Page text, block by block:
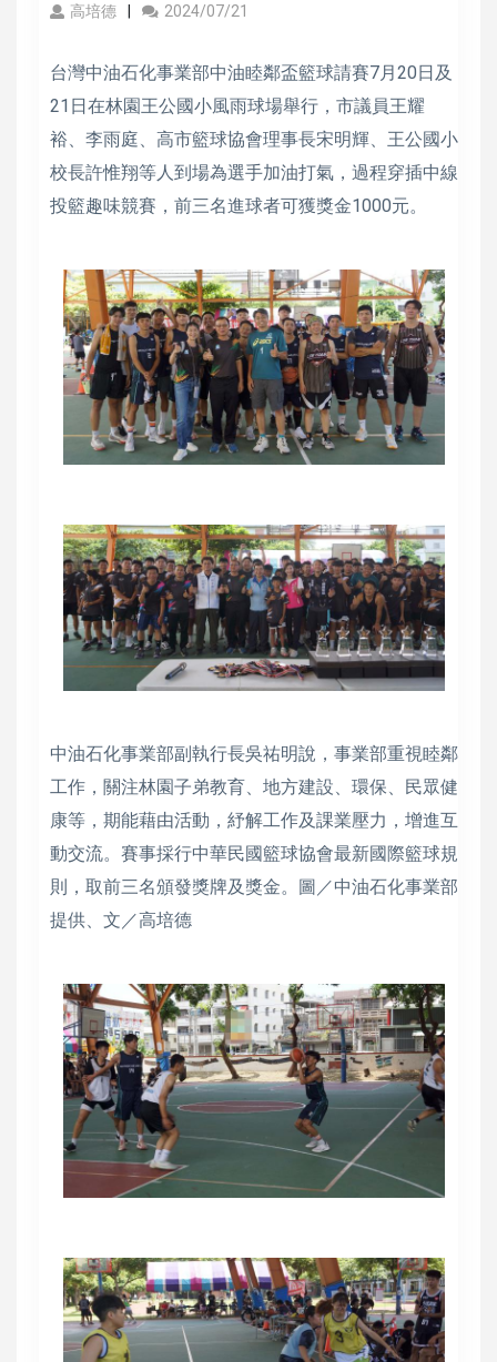
高培德 2024/07/21
台灣中油石化事業部中油睦鄰盃籃球請賽7月20日及
21日在林園王公國小風雨球場舉行，市議員王耀
裕、李雨庭、高市籃球協會理事長宋明輝、王公國小
校長許惟翔等人到場為選手加油打氣，過程穿插中線
投籃趣味競賽，前三名進球者可獲獎金1000元。
中油石化事業部副執行長吳祐明說，事業部重視睦鄰
工作，關注林園子弟教育、地方建設、環保、民眾健
康等，期能藉由活動，紓解工作及課業壓力，增進互
動交流。賽事採行中華民國籃球協會最新國際籃球規
則，取前三名頒發獎牌及獎金。圖／中油石化事業部
提供、文／高培德